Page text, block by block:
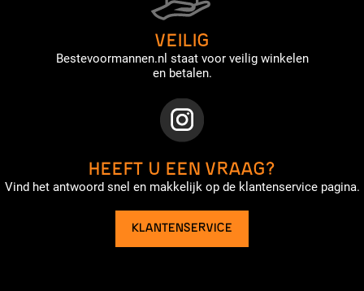
VEILIG
Bestevoormannen.nl staat voor veilig winkelen
en betalen.
HEEFT U EEN VRAAG?
Vind het antwoord snel en makkelijk op de klantenservice pagina.
KLANTENSERVICE